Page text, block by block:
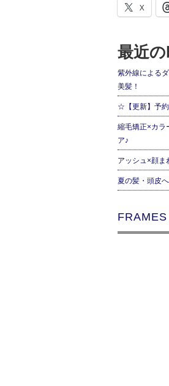
X
最近
紫外線による
美髪！
☆【更新】予
縮毛矯正×カラ
ア♪
アッシュ×顔ま
夏の髪・頭皮